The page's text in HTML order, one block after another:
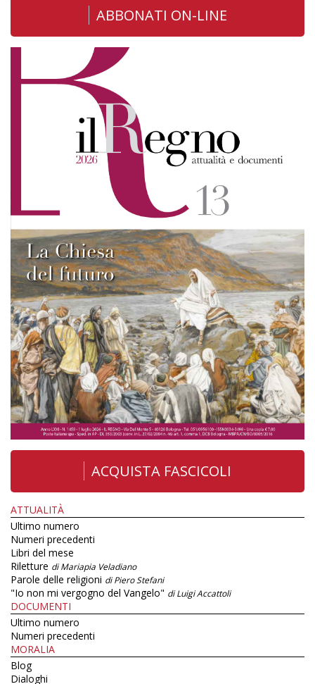
ABBONATI ON-LINE
ACQUISTA FASCICOLI
ATTUALITÀ
Ultimo numero
Numeri precedenti
Libri del mese
Riletture di Mariapia Veladiano
Parole delle religioni di Piero Stefani
"Io non mi vergogno del Vangelo" di Luigi Accattoli
DOCUMENTI
Ultimo numero
Numeri precedenti
MORALIA
Blog
Dialoghi